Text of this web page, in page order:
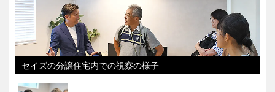
セイズの分譲住宅内での視察の様子